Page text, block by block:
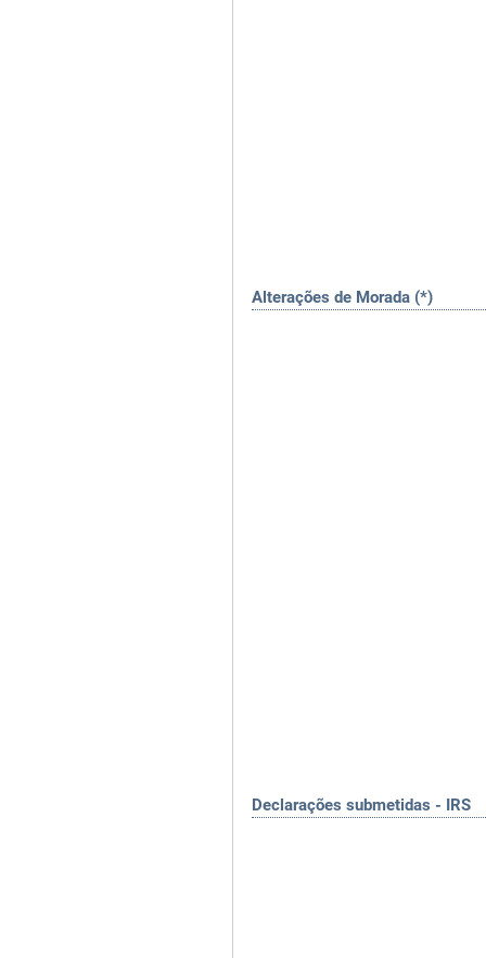
Alterações de Morada (*)
Declarações submetidas - IRS